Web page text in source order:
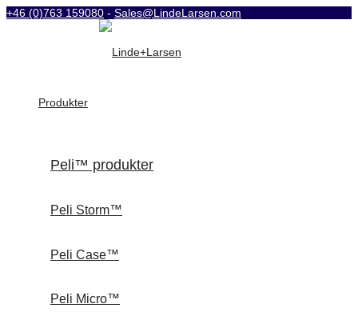
+46 (0)763 159080 - Sales@LindeLarsen.com
Produkter
Peli™ produkter
Peli Storm™
Peli Case™
Peli Micro™